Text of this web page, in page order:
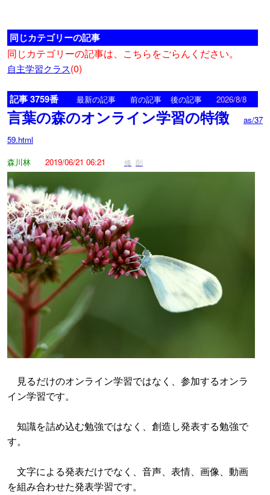
同じカテゴリーの記事
同じカテゴリーの記事は、こちらをごらんください。
自主学習クラス(0)
記事 3759番 最新の記事 前の記事 後の記事 2026/8/8
言葉の森のオンライン学習の特徴
as/37
59.html
森川林
2019/06/21 06:21 修 削
見るだけのオンライン学習ではなく、参加するオンラ
イン学習です。
知識を詰め込む勉強ではなく、創造し発表する勉強で
す。
文字による発表だけでなく、音声、表情、画像、動画
を組み合わせた発表学習です。